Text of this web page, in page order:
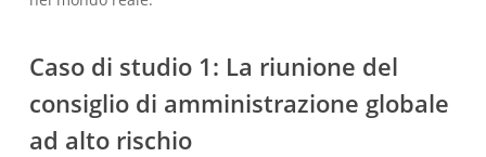
Caso di studio 1: La riunione del
consiglio di amministrazione globale
ad alto rischio